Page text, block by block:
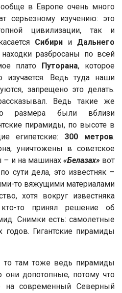
в Европе очень много
серьезному изучению: это
цивилизации, так и
Сибири и Дальнего
разбросаны по всей
плато Путорана, которое
изучается. Ведь туда наши
запрещено это делать.
Ведь такие же
размера были вблизи
пирамиды, по высоте в
египетские:300 метров.
уничтожены в советское
– и на машинах «Белазах» вот
сути дела, это известняк –
то вяжущими материалами
хотя вокруг известняка
то принял решение об
Снимки есть: самолетные
Гигантские пирамиды
то там тоже ведь пирамиды
они допотопные, потому что
на современный Северный